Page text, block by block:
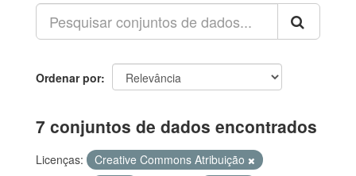
Ordenar por
7 conjuntos de dados encontrados
Licenças:
Creative Commons Atribuição